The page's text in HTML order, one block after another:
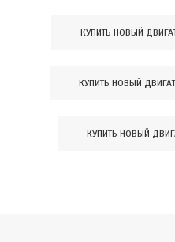
КУПИТЬ НОВЫЙ
КУПИТЬ НОВЫЙ
КУПИТЬ НОВЫЙ